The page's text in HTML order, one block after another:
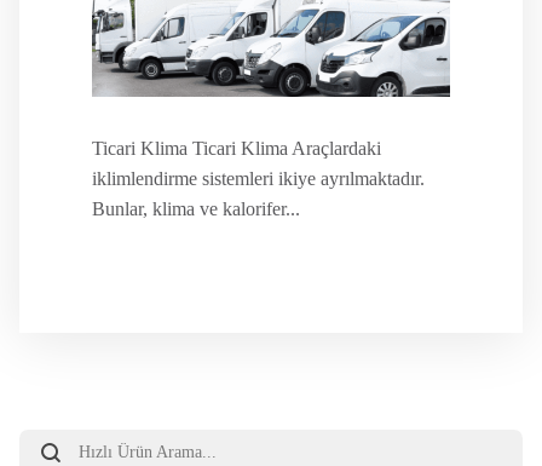
Ticari Klima Ticari Klima Araçlardaki
iklimlendirme sistemleri ikiye ayrılmaktadır.
Bunlar, klima ve kalorifer...
search